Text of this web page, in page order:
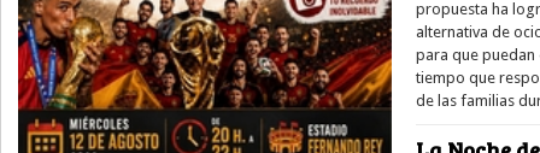
propuesta ha
alternativa de
para que puedan
tiempo que
de las familias